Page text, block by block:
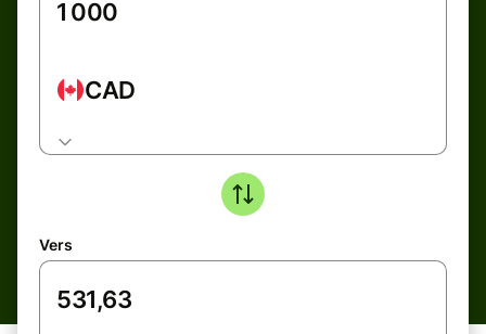
CAD
Vers